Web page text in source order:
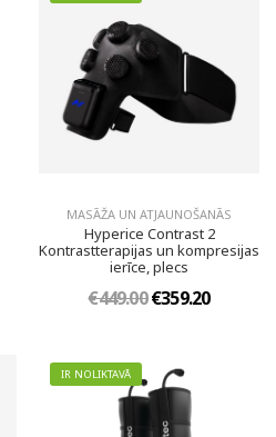
MASĀŽA UN ATJAUNOŠANĀS
Hyperice Contrast 2
Kontrastterapijas un kompresijas
ierīce, plecs
€449.00€359.20
IR NOLIKTAVĀ